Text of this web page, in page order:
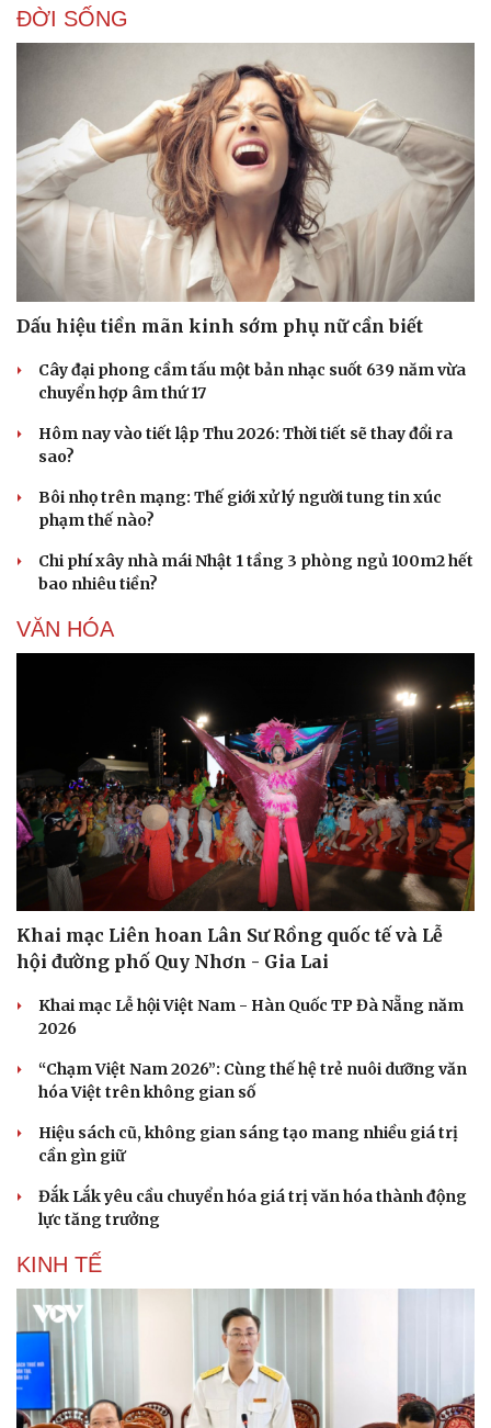
Thông tin doanh nghiệp
Doanh nghiệp 24h
Doanh nhân
Vì cộng đồng
Công nghệ
Sành điệu
Tin Công nghệ
Trải nghiệm
Chuyển đổi số
ĐỜI SỐNG
Dấu hiệu tiền mãn kinh sớm phụ nữ cần biết
Cây đại phong cầm tấu một bản nhạc suốt 639 năm vừa
chuyển hợp âm thứ 17
Hôm nay vào tiết lập Thu 2026: Thời tiết sẽ thay đổi ra
sao?
Bôi nhọ trên mạng: Thế giới xử lý người tung tin xúc
phạm thế nào?
Chi phí xây nhà mái Nhật 1 tầng 3 phòng ngủ 100m2 hết
bao nhiêu tiền?
VĂN HÓA
Khai mạc Liên hoan Lân Sư Rồng quốc tế và Lễ
hội đường phố Quy Nhơn - Gia Lai
Khai mạc Lễ hội Việt Nam - Hàn Quốc TP Đà Nẵng năm
2026
“Chạm Việt Nam 2026”: Cùng thế hệ trẻ nuôi dưỡng văn
hóa Việt trên không gian số
Hiệu sách cũ, không gian sáng tạo mang nhiều giá trị
cần gìn giữ
Đắk Lắk yêu cầu chuyển hóa giá trị văn hóa thành động
lực tăng trưởng
KINH TẾ